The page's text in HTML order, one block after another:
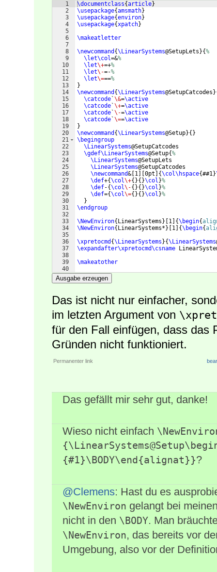
1
2
3
4
5
6
7
8
9
10
11
12
13
14
15
16
17
18
19
20
21
22
23
24
25
26
27
28
29
30
31
32
33
34
35
36
37
38
39
40
41
\documentclass{article}
\usepackage{amsmath}
\usepackage{environ}
\usepackage{xpatch}
\makeatletter
\newcommand {\LinearSystems@SetupLets }{%
\let\col=&%
\let\+=+%
\let\-=-%
\let\===%
}
\newcommand {\LinearSystems@SetupCatcodes }
\catcode `\&=\active
\catcode `\+=\active
\catcode `\-=\active
\catcode `\==\active
}
\newcommand {\LinearSystems@Setup}{ }
\begingroup
\LinearSystems@SetupCatcodes
\gdef\LinearSystems@Setup{%
\LinearSystems@SetupLets
\LinearSystems@SetupCatcodes
\newcommand& 1 0pt {\col\hspace{##1}
\def+{\col\+{ }{ }\col }%
\def-{\col\-{ }{ }\col }%
\def={\col\={ }{ }\col }%
}
\endgroup
\NewEnviron{ LinearSystems } 1 {\begin{
\NewEnviron{ LinearSystems* } 1 {\begin{
\xpretocmd {\LinearSystems }{\LinearSystems
\expandafter\xpretocmd\csname
\makeatother
\begin{document
Ausgabe erzeugen
Das ist nicht nur einfacher,
im letzten Argument von
für den Fall einfügen, dass das
Gründen nicht funktioniert.
Permanenter link
Das gefällt mir sehr gut, danke!
Wieso nicht einfach
{#1}\BODY\end{alignat}}?
@Clemens: Hast du es
\NewEnviron gelangt bei
nicht in den \BODY. Man
\NewEnviron, das bereits vor
Umgebung, also vor der